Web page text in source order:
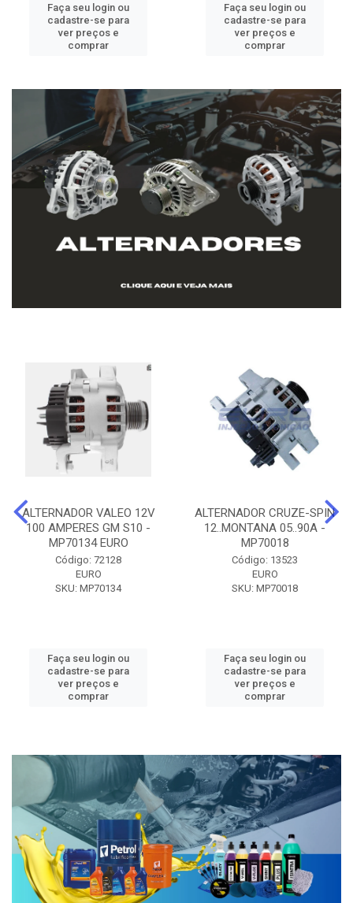
Faça seu login ou
cadastre-se para
ver preços e
comprar
Faça seu login ou
cadastre-se para
ver preços e
comprar
ALTERNADOR VALEO 12V
100 AMPERES GM S10 -
MP70134 EURO
Código: 72128
EURO
SKU: MP70134
Faça seu login ou
cadastre-se para
ver preços e
comprar
ALTERNADOR CRUZE-SPIN
12..MONTANA 05..90A -
MP70018
Código: 13523
EURO
SKU: MP70018
Faça seu login ou
cadastre-se para
ver preços e
comprar